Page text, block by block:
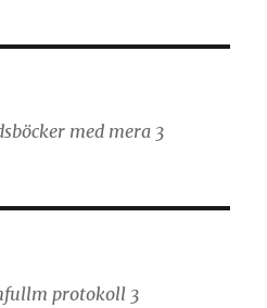
med mera 3
protokoll 3